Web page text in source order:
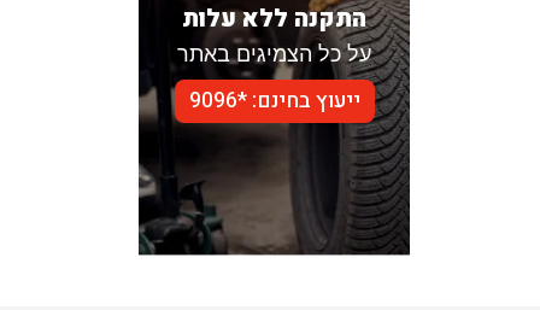
התקנה ללא עלות
על כל הצמיגים באתר
ייעוץ בחינם: *9096